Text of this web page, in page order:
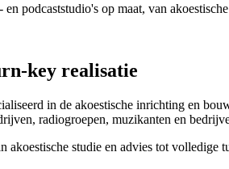
podcaststudio's op maat, van
key realisatie
in de akoestische inrichting en
radiogroepen, muzikanten en
akoestische studie en advies tot